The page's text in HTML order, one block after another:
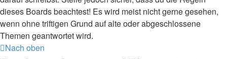
dieses Boards beachtest! Es wird meist nicht gerne gesehen,
wenn ohne triftigen Grund auf alte oder abgeschlossene
Themen geantwortet wird.
Nach oben